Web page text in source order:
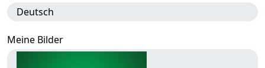
Deutsch
Meine Bilder